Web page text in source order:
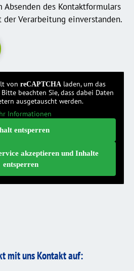
des Kontaktformulars
Verarbeitung einverstanden.
von reCAPTCHAladen, um das
beachten Sie, dass dabei Daten
ausgetauscht werden.
Informationen
entsperren
akzeptieren und Inhalte
entsperren
mit uns Kontakt auf: